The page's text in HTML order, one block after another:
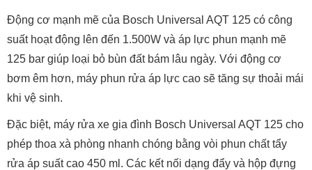
Động cơ mạnh mẽ của Bosch Universal AQT 125 có công
suất hoạt động lên đến 1.500W và áp lực phun mạnh mẽ
125 bar giúp loại bỏ bùn đất bám lâu ngày. Với động cơ
bơm êm hơn, máy phun rửa áp lực cao sẽ tăng sự thoải mái
khi vệ sinh.
Đặc biệt, máy rửa xe gia đình Bosch Universal AQT 125 cho
phép thoa xà phòng nhanh chóng bằng vòi phun chất tẩy
rửa áp suất cao 450 ml. Các kết nối dạng đẩy và hộp đựng